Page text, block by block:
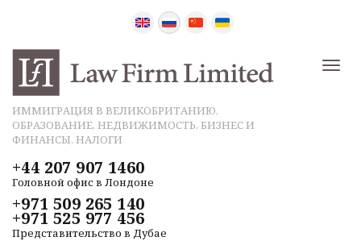
ИММИГРАЦИЯ В ВЕЛИКОБРИТАНИЮ,
ОБРАЗОВАНИЕ, НЕДВИЖИМОСТЬ, БИЗНЕС И
ФИНАНСЫ, НАЛОГИ
+44 207 907 1460
Головной офис в Лондоне
+971 509 265 140
+971 525 977 456
Представительство в Дубае